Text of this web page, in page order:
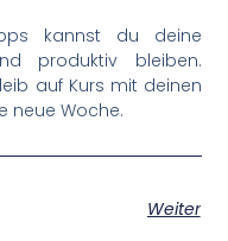
kannst du deine
produktiv bleiben.
auf Kurs mit deinen
neue Woche.
Weiter